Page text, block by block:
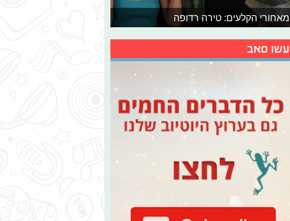
מאחורי הקלעים: טירה רדופה
עשו סאב